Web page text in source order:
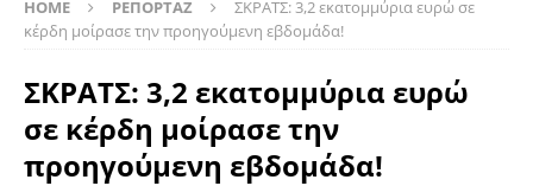
HOME ΡΕΠΟΡΤΑΖ
ΣΚΡΑΤΣ: 3,2 εκατομμύρια ευρώ σε
κέρδη μοίρασε την προηγούμενη εβδομάδα!
ΣΚΡΑΤΣ: 3,2 εκατομμύρια ευρώ
σε κέρδη μοίρασε την
προηγούμενη εβδομάδα!